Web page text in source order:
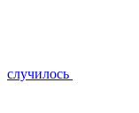
случилось